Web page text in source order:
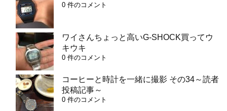
0 件のコメント
ワイさんちょっと高いG-SHOCK買ってウ
キウキ
0 件のコメント
コーヒーと時計を一緒に撮影 その34～読者
投稿記事～
0 件のコメント